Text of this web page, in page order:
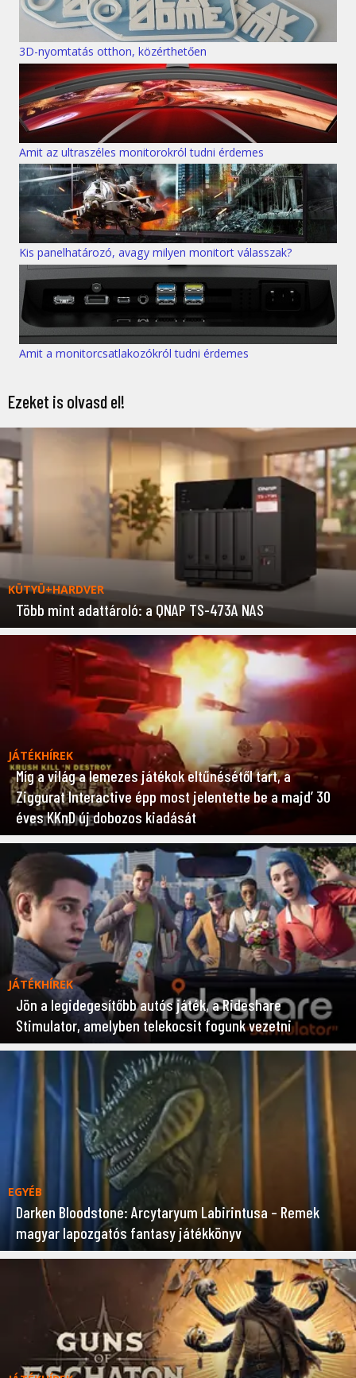
3D-nyomtatás otthon, közérthetően
Amit az ultraszéles monitorokról tudni érdemes
Kis panelhatározó, avagy milyen monitort válasszak?
Amit a monitorcsatlakozókról tudni érdemes
Ezeket is olvasd el!
KÜTYÜ+HARDVER
Több mint adattároló: a QNAP TS-473A NAS
JÁTÉKHÍREK
Míg a világ a lemezes játékok eltűnésétől tart, a
Ziggurat Interactive épp most jelentette be a majd’ 30
éves KKnD új dobozos kiadását
JÁTÉKHÍREK
Jön a legidegesítőbb autós játék, a Rideshare
Stimulator, amelyben telekocsit fogunk vezetni
EGYÉB
Darken Bloodstone: Arcytaryum Labirintusa – Remek
magyar lapozgatós fantasy játékkönyv